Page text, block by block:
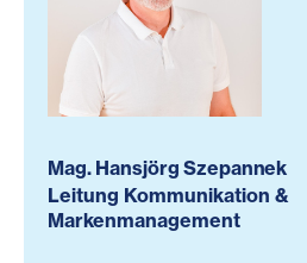
Mag. Hansjörg Szepannek
Leitung Kommunikation &
Markenmanagement